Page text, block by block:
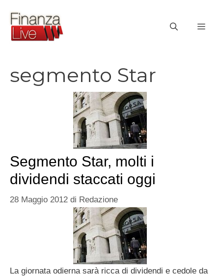
contenuto
segmento Star
Segmento Star, molti i
dividendi staccati oggi
28 Maggio 2012 di Redazione
La giornata odierna sarà ricca di dividendi e cedole da